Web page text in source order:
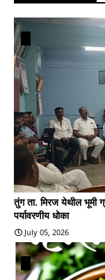
तुंग ता. मिरज येथील भूमी
पर्यावरणीय धोका
July 05, 2026